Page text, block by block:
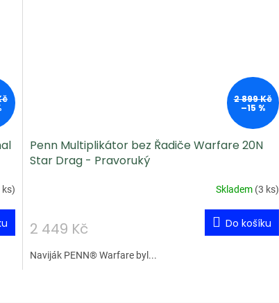
ks)
2 899 Kč
–15 %
Penn Multiplikátor bez Řadiče Warfare 20N
Star Drag - Pravoruký
Skladem (3 ks)
2 449 Kč Do košíku
Naviják PENN® Warfare byl...